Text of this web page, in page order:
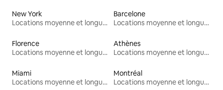
New York
Locations moyenne et longue durée
Barcelone
Locations moyenne et longue durée
Florence
Locations moyenne et longue durée
Athènes
Locations moyenne et longue durée
Miami
Locations moyenne et longue durée
Montréal
Locations moyenne et longue durée